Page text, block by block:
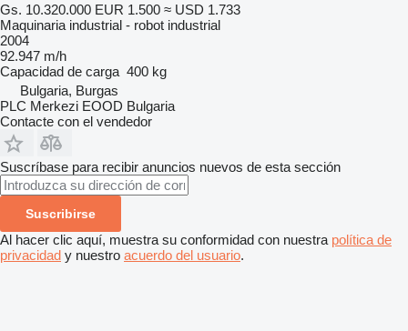
Gs. 10.320.000 EUR 1.500 ≈ USD 1.733
Maquinaria industrial - robot industrial
2004
92.947 m/h
Capacidad de carga 400 kg
Bulgaria, Burgas
PLC Merkezi EOOD Bulgaria
Contacte con el vendedor
Suscríbase para recibir anuncios nuevos de esta sección
Suscribirse
Al hacer clic aquí, muestra su conformidad con nuestra política de
privacidad y nuestro acuerdo del usuario.